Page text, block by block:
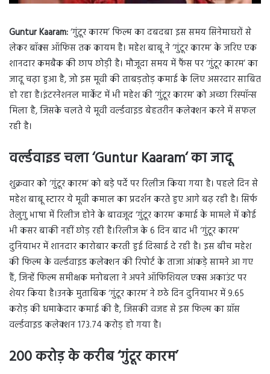
Guntur Kaaram:‘गुंटूर कारम’ फिल्म का दबदबा इस समय सिनेमाघरों से
लेकर बॉक्स ऑफिस तक कायम है। महेश बाबू ने ‘गुंटूर कारम’ के जरिए एक
शानदार कमबैक की छाप छोड़ी है। मौजूदा समय में फैंस पर ‘गुंटूर कारम’ का
जादू चढ़ा हुआ है, जो इस मूवी की ताबड़तोड़ कमाई के लिए असरदार साबित
हो रहा है।इंटरनेशनल मार्केट में भी महेश की ‘गुंटूर कारम’ को अच्छा रिस्पॉन्स
मिला है, जिसके चलते ये मूवी वर्ल्डवाइड बेहतरीन कलेक्शन करने में सफल
रही है।
वर्ल्डवाइड चला ‘Guntur Kaaram‘ का जादू
शुक्रवार को ‘गुंटूर कारम’ को बडे़ पर्दे पर रिलीज किया गया है। पहले दिन से
महेश बाबू स्टारर ये मूवी कमाल का प्रदर्शन करते हुए आगे बढ़ रही है। सिर्फ
तेलुगु भाषा में रिलीज होने के बावजूद ‘गुंटूर कारम’ कमाई के मामले में कोई
भी कसर बाकी नहीं छोड़ रही है।रिलीज के 6 दिन बाद भी ‘गुंटूर कारम’
दुनियाभर में शानदार कारोबार करती हुई दिखाई दे रही है। इस बीच महेश
की फिल्म के वर्ल्डवाइड कलेक्शन की रिपोर्ट के ताजा आंकड़े सामने आ गए
हैं, जिन्हें फिल्म समीक्षक मनोबला ने अपने ऑफिशियल एक्स अकाउंट पर
शेयर किया है।उनके मुताबिक ‘गुंटूर कारम’ ने छठे दिन दुनियाभर में 9.65
करोड़ की धमाकेदार कमाई की है, जिसकी वजह से इस फिल्म का ग्रॉस
वर्ल्डवाइड कलेक्शन 173.74 करोड़ हो गया है।
200 करोड़ के करीब ‘गुंटूर कारम’